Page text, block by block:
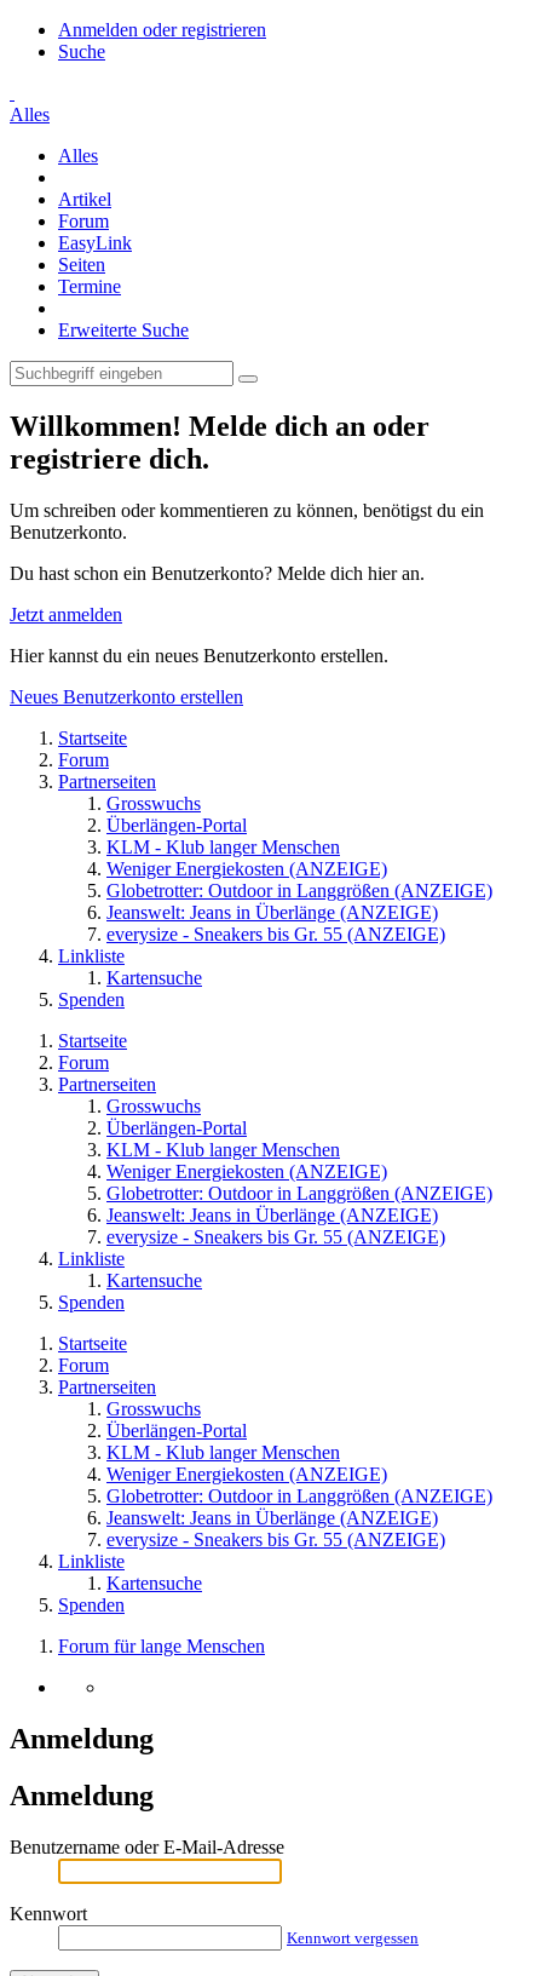
Anmelden oder registrieren
Suche
Alles
Alles
Artikel
Forum
EasyLink
Seiten
Termine
Erweiterte Suche
Willkommen! Melde dich an oder
registriere dich.
Um schreiben oder kommentieren zu können, benötigst du ein
Benutzerkonto.
Du hast schon ein Benutzerkonto? Melde dich hier an.
Jetzt anmelden
Hier kannst du ein neues Benutzerkonto erstellen.
Neues Benutzerkonto erstellen
Startseite
Forum
Partnerseiten
Grosswuchs
Überlängen-Portal
KLM - Klub langer Menschen
Weniger Energiekosten (ANZEIGE)
Globetrotter: Outdoor in Langgrößen (ANZEIGE)
Jeanswelt: Jeans in Überlänge (ANZEIGE)
everysize - Sneakers bis Gr. 55 (ANZEIGE)
Linkliste
Kartensuche
Spenden
Startseite
Forum
Partnerseiten
Grosswuchs
Überlängen-Portal
KLM - Klub langer Menschen
Weniger Energiekosten (ANZEIGE)
Globetrotter: Outdoor in Langgrößen (ANZEIGE)
Jeanswelt: Jeans in Überlänge (ANZEIGE)
everysize - Sneakers bis Gr. 55 (ANZEIGE)
Linkliste
Kartensuche
Spenden
Startseite
Forum
Partnerseiten
Grosswuchs
Überlängen-Portal
KLM - Klub langer Menschen
Weniger Energiekosten (ANZEIGE)
Globetrotter: Outdoor in Langgrößen (ANZEIGE)
Jeanswelt: Jeans in Überlänge (ANZEIGE)
everysize - Sneakers bis Gr. 55 (ANZEIGE)
Linkliste
Kartensuche
Spenden
Forum für lange Menschen
Anmeldung
Anmeldung
Benutzername oder E-Mail-Adresse
Kennwort
Kennwort vergessen